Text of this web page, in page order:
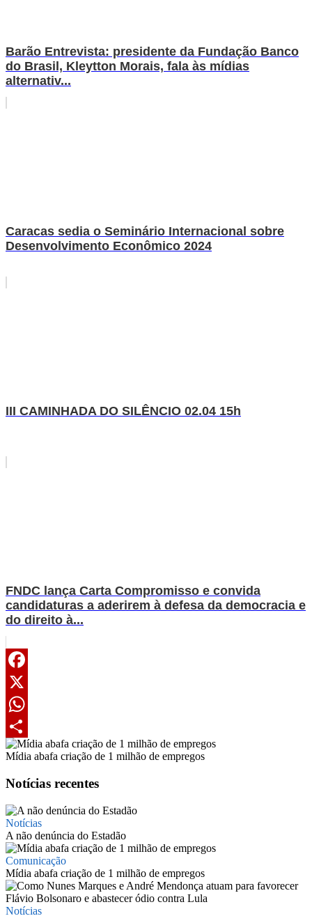
Barão Entrevista: presidente da Fundação Banco
do Brasil, Kleytton Morais, fala às mídias
alternativ...
Caracas sedia o Seminário Internacional sobre
Desenvolvimento Econômico 2024
III CAMINHADA DO SILÊNCIO 02.04 15h
FNDC lança Carta Compromisso e convida
candidaturas a aderirem à defesa da democracia e
do direito à...
Facebook
X
WhatsApp
Share
Mídia abafa criação de 1 milhão de empregos
Notícias recentes
Notícias
A não denúncia do Estadão
Comunicação
Mídia abafa criação de 1 milhão de empregos
Notícias